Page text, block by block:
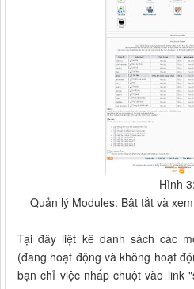
Hình 3:
Quản lý Modules: Bật tắt và
Tại đây liệt kê danh sách các
(đang hoạt động và không hoạt
bạn chỉ việc nhấp chuột vào link